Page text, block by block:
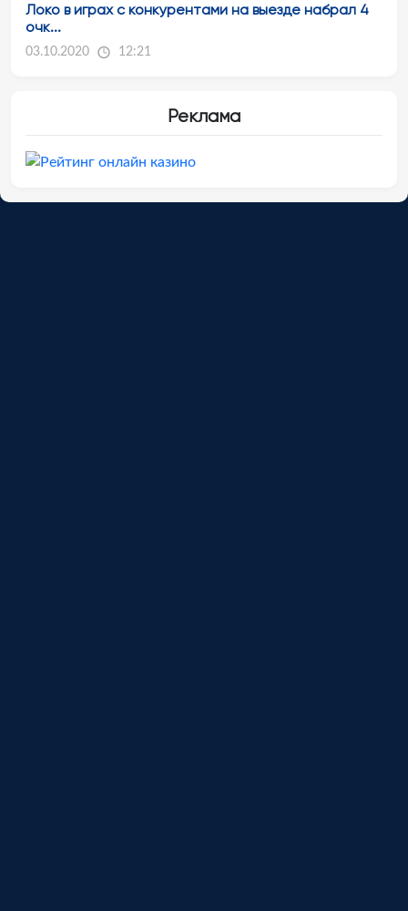
Локо в играх с конкурентами на выезде набрал 4
очк...
03.10.2020 12:21
Реклама